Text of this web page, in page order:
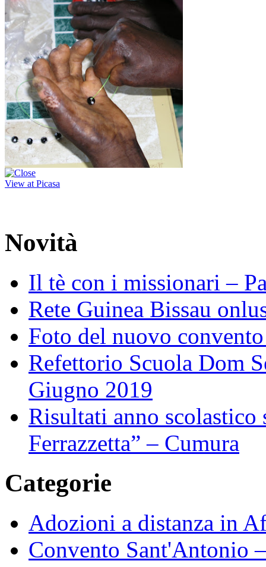
View at Picasa
Novità
Il tè con i missionari –
Rete Guinea Bissau
Foto del nuovo
Refettorio Scuola Dom
Giugno 2019
Risultati anno
Ferrazzetta” – Cumura
Categorie
Adozioni a distanza in
Convento Sant'Antonio